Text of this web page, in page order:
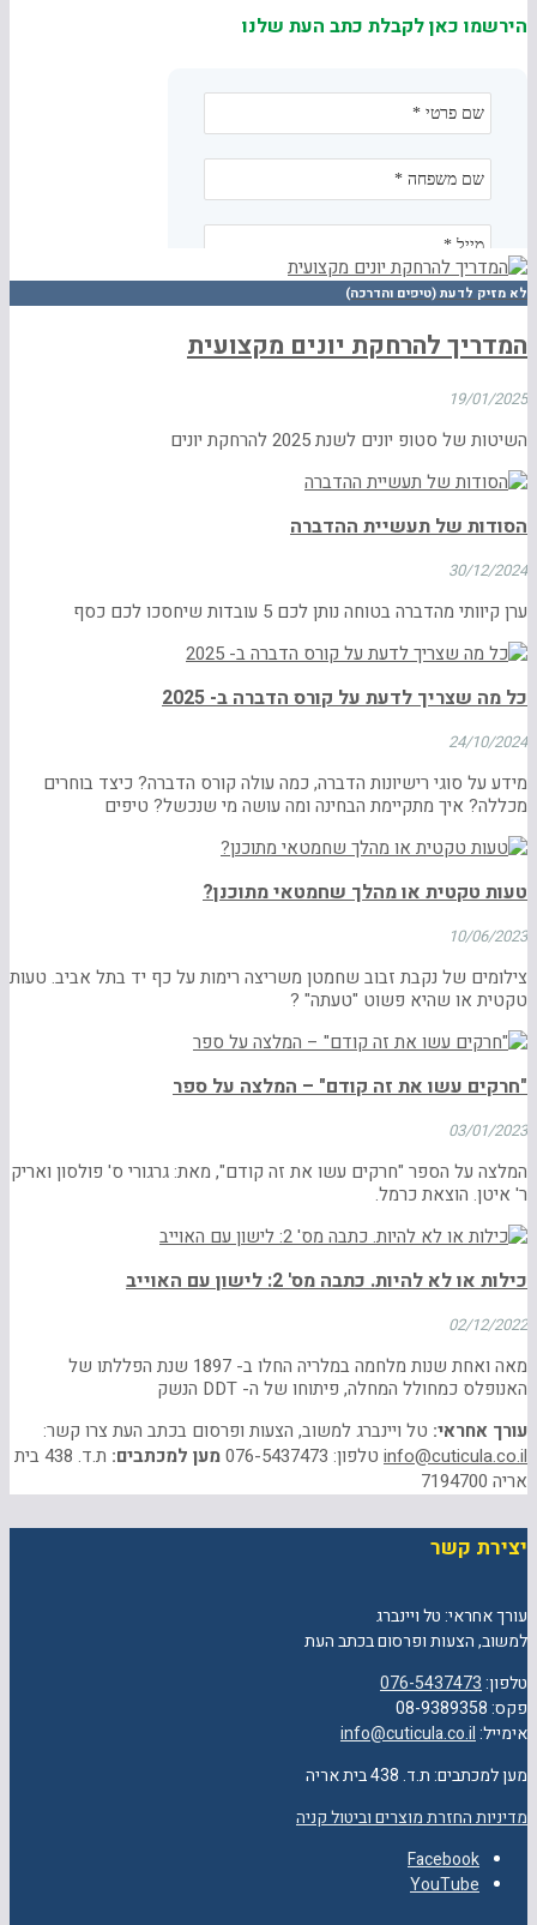
הירשמו כאן לקבלת כתב העת שלנו
לא מזיק לדעת (טיפים והדרכה)
המדריך להרחקת יונים מקצועית
19/01/2025
השיטות של סטופ יונים לשנת 2025 להרחקת יונים
הסודות של תעשיית ההדברה
30/12/2024
ערן קיוותי מהדברה בטוחה נותן לכם 5 עובדות שיחסכו לכם כסף
כל מה שצריך לדעת על קורס הדברה ב- 2025
24/10/2024
מידע על סוגי רישיונות הדברה, כמה עולה קורס הדברה? כיצד בוחרים
מכללה? איך מתקיימת הבחינה ומה עושה מי שנכשל? טיפים
טעות טקטית או מהלך שחמטאי מתוכנן?
10/06/2023
צילומים של נקבת זבוב שחמטן משריצה רימות על כף יד בתל אביב. טעות
טקטית או שהיא פשוט "טעתה" ?
"חרקים עשו את זה קודם" – המלצה על ספר
03/01/2023
המלצה על הספר "חרקים עשו את זה קודם", מאת: גרגורי ס' פולסון ואריק
ר' איטן. הוצאת כרמל.
כילות או לא להיות. כתבה מס' 2: לישון עם האוייב
02/12/2022
מאה ואחת שנות מלחמה במלריה החלו ב- 1897 שנת הפללתו של
האנופלס כמחולל המחלה, פיתוחו של ה- DDT הנשק
עורך אחראי: טל ויינברג למשוב, הצעות ופרסום בכתב העת צרו קשר:
info@cuticula.co.il טלפון: 076-5437473 מען למכתבים:
ת.ד. 438 בית
אריה 7194700
יצירת קשר
עורך אחראי: טל ויינברג
למשוב, הצעות ופרסום בכתב העת
טלפון:076-5437473
פקס: 08-9389358
אימייל:info@cuticula.co.il
מען למכתבים: ת.ד. 438 בית אריה
מדיניות החזרת מוצרים וביטול קניה
Facebook
YouTube